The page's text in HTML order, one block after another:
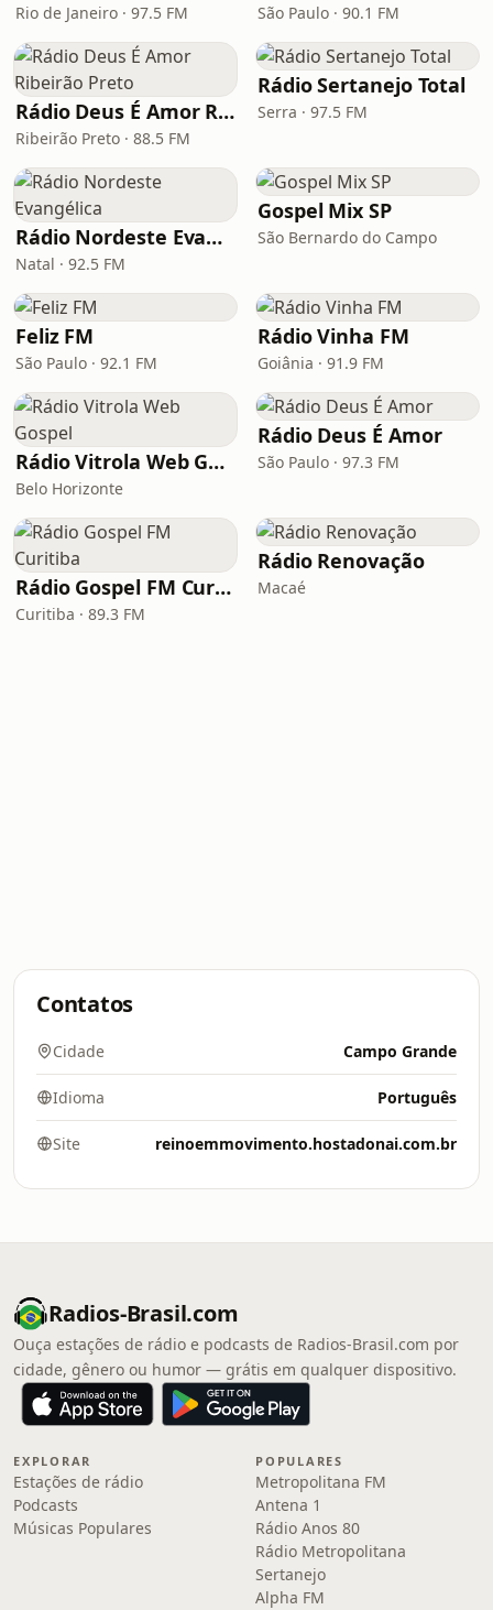
Rio de Janeiro · 97.5 FM São Paulo · 90.1 FM
Rádio Deus É Amor Ribeirão Preto
Ribeirão Preto · 88.5 FM
Rádio Sertanejo Total
Serra · 97.5 FM
Rádio Nordeste Evangélica
Natal · 92.5 FM
Gospel Mix SP
São Bernardo do Campo
Feliz FM
São Paulo · 92.1 FM
Rádio Vinha FM
Goiânia · 91.9 FM
Rádio Vitrola Web Gospel
Belo Horizonte
Rádio Deus É Amor
São Paulo · 97.3 FM
Rádio Gospel FM Curitiba
Curitiba · 89.3 FM
Rádio Renovação
Macaé
Contatos
Cidade Campo Grande
Idioma Português
Site reinoemmovimento.hostadonai.com.br
Radios-Brasil.com
Ouça estações de rádio e podcasts de Radios-Brasil.com por
cidade, gênero ou humor — grátis em qualquer dispositivo.
EXPLORAR
Estações de rádio
Podcasts
Músicas Populares
POPULARES
Metropolitana FM
Antena 1
Rádio Anos 80
Rádio Metropolitana
Sertanejo
Alpha FM